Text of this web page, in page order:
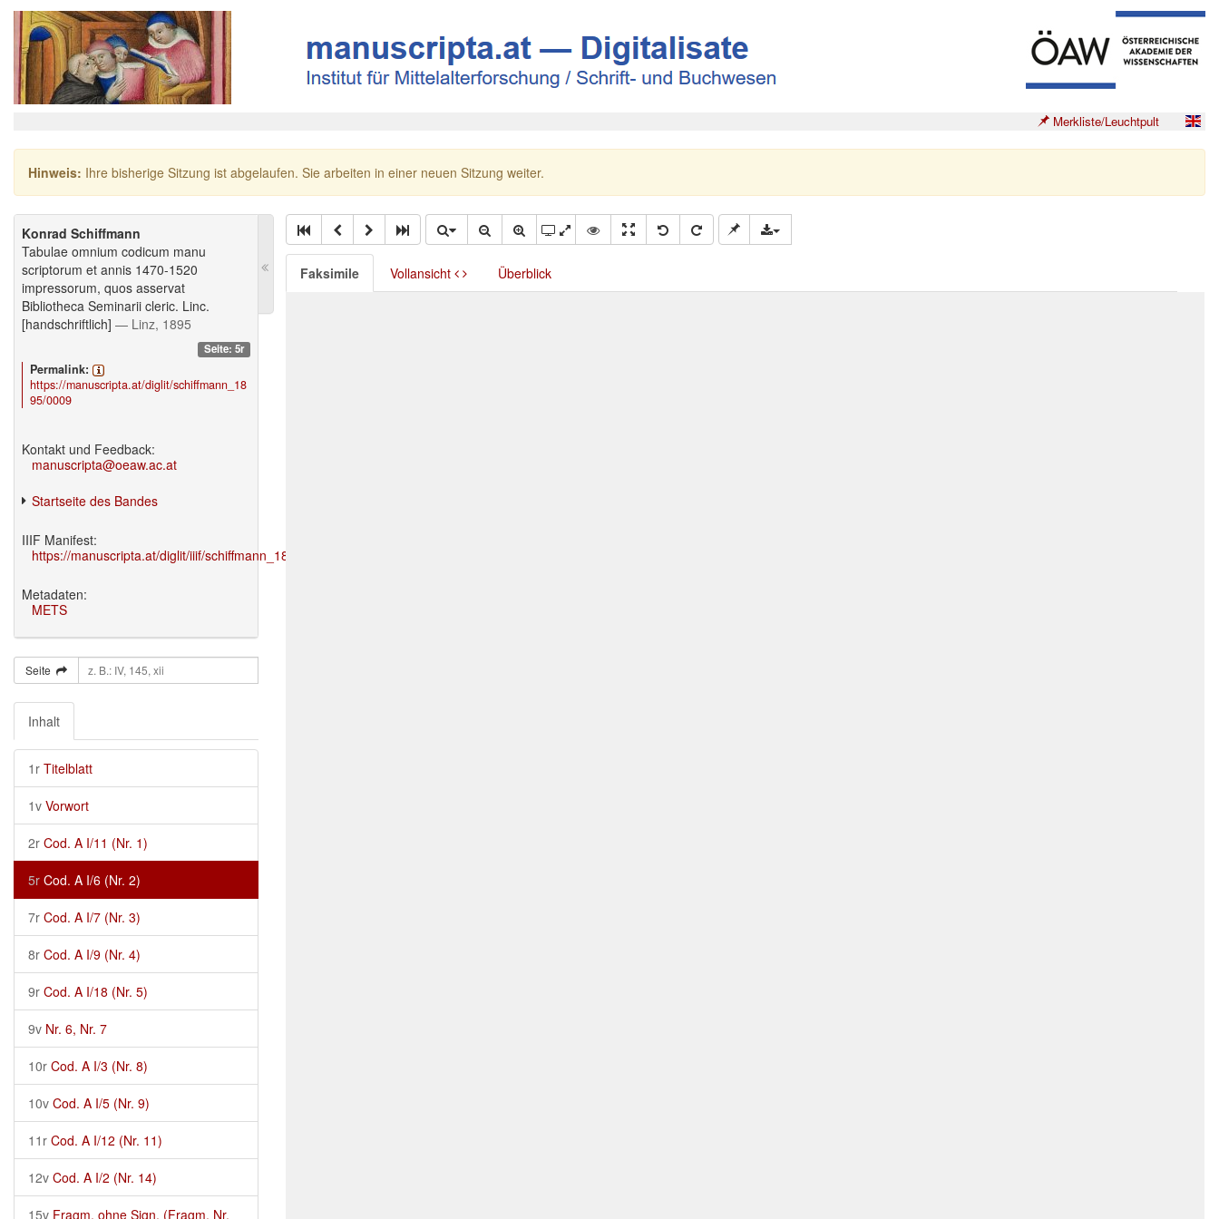
Merkliste/Leuchtpult
Hinweis: Ihre bisherige Sitzung ist abgelaufen. Sie arbeiten in einer neuen Sitzung weiter.
Konrad Schiffmann
Tabulae omnium codicum manu
scriptorum et annis 1470-1520
impressorum, quos asservat
Bibliotheca Seminarii cleric. Linc.
[handschriftlich] — Linz, 1895
Seite: 5r
Permalink:
https://manuscripta.at/diglit/schiffmann_18
95/0009
Kontakt und Feedback:
manuscripta@oeaw.ac.at
Startseite des Bandes
IIIF Manifest:
https://manuscripta.at/diglit/iiif/schiffmann_1895/manifest.json
Metadaten:
METS
Seite
Inhalt
1r Titelblatt
1v Vorwort
2r Cod. A I/11 (Nr. 1)
5r Cod. A I/6 (Nr. 2)
7r Cod. A I/7 (Nr. 3)
8r Cod. A I/9 (Nr. 4)
9r Cod. A I/18 (Nr. 5)
9v Nr. 6, Nr. 7
10r Cod. A I/3 (Nr. 8)
10v Cod. A I/5 (Nr. 9)
11r Cod. A I/12 (Nr. 11)
12v Cod. A I/2 (Nr. 14)
15v Fragm. ohne Sign. (Fragm. Nr.
Faksimile Vollansicht Überblick